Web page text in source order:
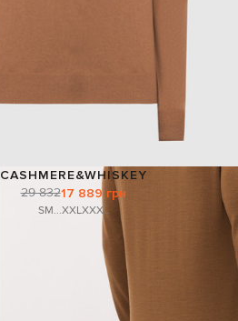
CASHMERE&WHISKEY
29 83217 889 грн
SM...XXLXXXL